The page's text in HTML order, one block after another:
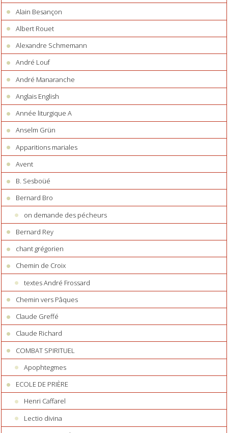
Alain Besançon
Albert Rouet
Alexandre Schmemann
André Louf
André Manaranche
Anglais English
Année liturgique A
Anselm Grün
Apparitions mariales
Avent
B. Sesboüé
Bernard Bro
on demande des pécheurs
Bernard Rey
chant grégorien
Chemin de Croix
textes André Frossard
Chemin vers Pâques
Claude Greffé
Claude Richard
COMBAT SPIRITUEL
Apophtegmes
ECOLE DE PRIÈRE
Henri Caffarel
Lectio divina